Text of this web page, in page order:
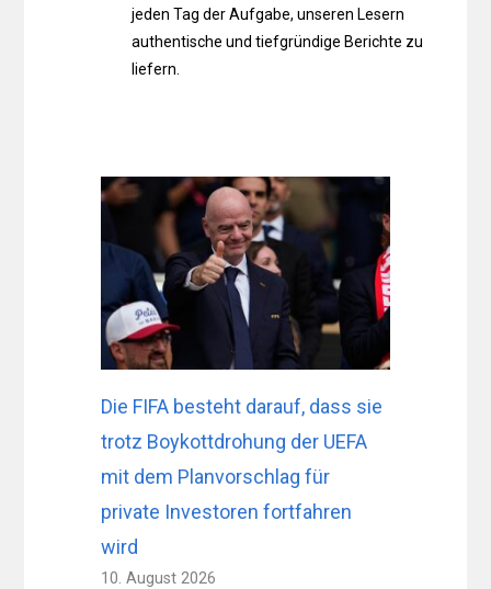
jeden Tag der Aufgabe, unseren Lesern
authentische und tiefgründige Berichte zu
liefern.
Die FIFA besteht darauf, dass sie
trotz Boykottdrohung der UEFA
mit dem Planvorschlag für
private Investoren fortfahren
wird
10. August 2026